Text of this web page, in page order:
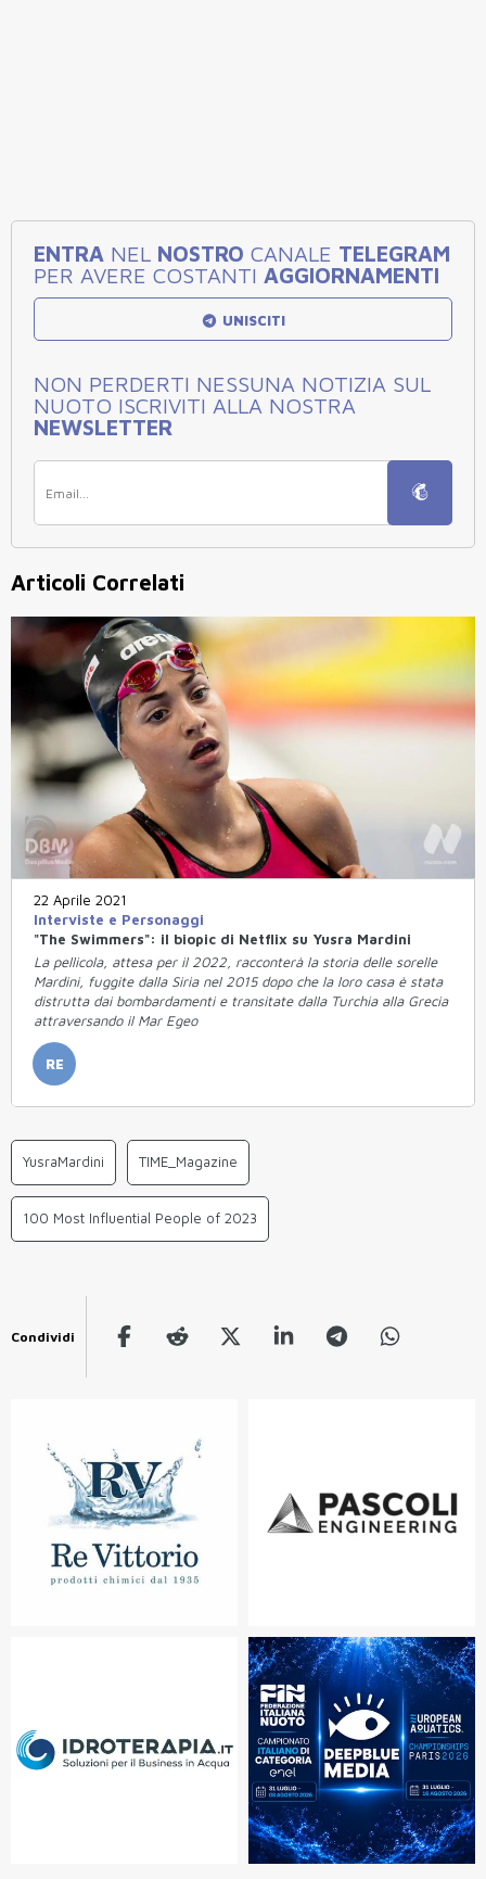
ENTRA NEL NOSTRO CANALE TELEGRAM
PER AVERE COSTANTI AGGIORNAMENTI
UNISCITI
NON PERDERTI NESSUNA NOTIZIA SUL
NUOTO ISCRIVITI ALLA NOSTRA
NEWSLETTER
Articoli Correlati
22 Aprile 2021
Interviste e Personaggi
"The Swimmers": il biopic di Netflix su Yusra Mardini
La pellicola, attesa per il 2022, racconterà la storia delle sorelle
Mardini, fuggite dalla Siria nel 2015 dopo che la loro casa è stata
distrutta dai bombardamenti e transitate dalla Turchia alla Grecia
attraversando il Mar Egeo
RE
YusraMardini TIME_Magazine
100 Most Influential People of 2023
Condividi